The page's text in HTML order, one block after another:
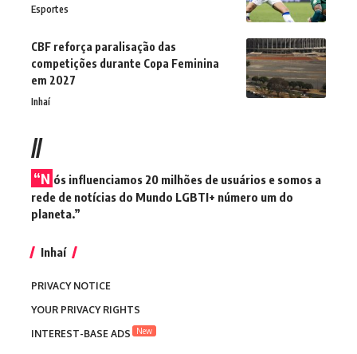
Esportes
CBF reforça paralisação das
competições durante Copa Feminina
em 2027
Inhaí
//
“N ós influenciamos 20 milhões de usuários e somos a
rede de notícias do Mundo LGBTI+ número um do
planeta.”
Inhaí
PRIVACY NOTICE
YOUR PRIVACY RIGHTS
INTEREST-BASE ADS
New